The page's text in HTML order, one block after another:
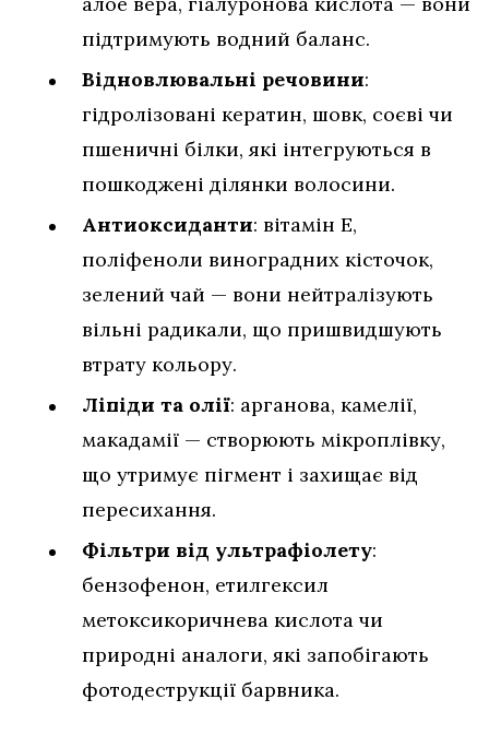
підтримують водний баланс.
Відновлювальні речовини:
гідролізовані кератин, шовк, соєві чи
пшеничні білки, які інтегруються в
пошкоджені ділянки волосини.
Антиоксиданти: вітамін E,
поліфеноли виноградних кісточок,
зелений чай — вони нейтралізують
вільні радикали, що пришвидшують
втрату кольору.
Ліпіди та олії: арганова, камелії,
макадамії — створюють мікроплівку,
що утримує пігмент і захищає від
пересихання.
Фільтри від ультрафіолету:
бензофенон, етилгексил
метоксикоричнева кислота чи
природні аналоги, які запобігають
фотодеструкції барвника.